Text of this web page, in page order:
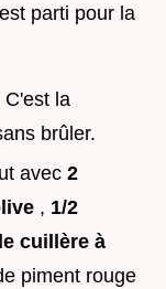
parti pour la
C'est la
brûler.
avec 2
, 1/2
cuillère à
piment rouge